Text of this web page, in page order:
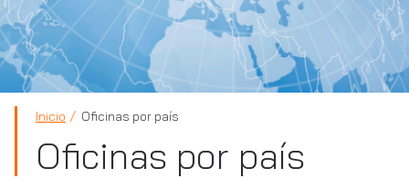
Inicio Oficinas por país
Oficinas por país